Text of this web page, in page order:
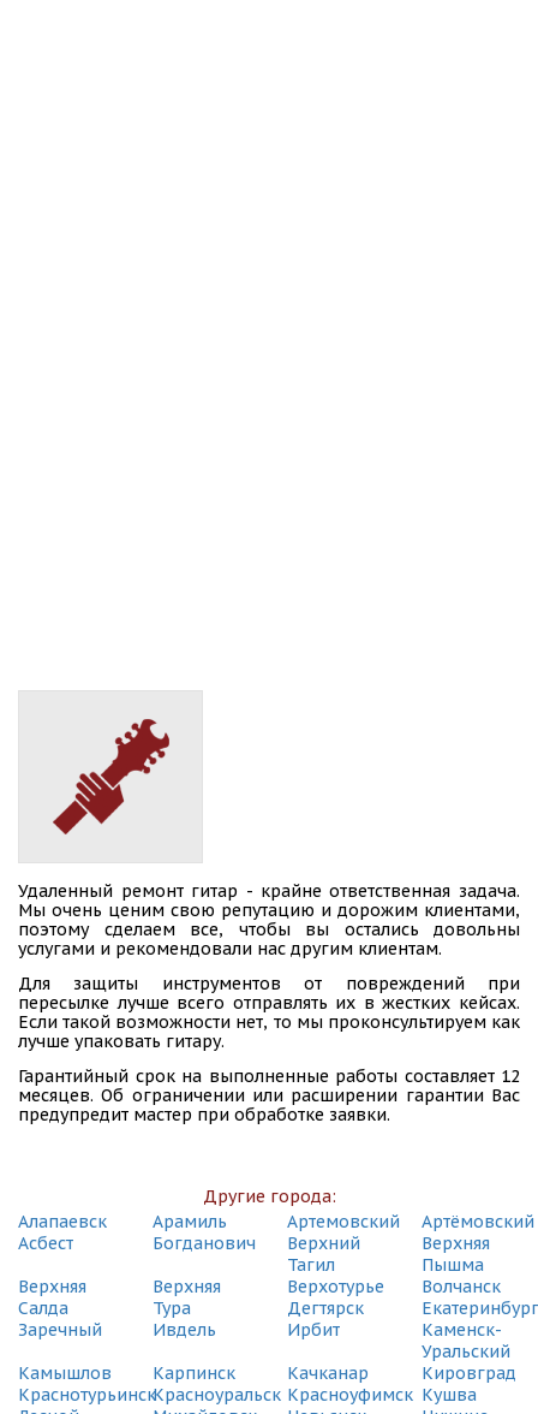
Удаленный ремонт гитар - крайне ответственная задача.
Мы очень ценим свою репутацию и дорожим клиентами,
поэтому сделаем все, чтобы вы остались довольны
услугами и рекомендовали нас другим клиентам.
Для защиты инструментов от повреждений при
пересылке лучше всего отправлять их в жестких кейсах.
Если такой возможности нет, то мы проконсультируем как
лучше упаковать гитару.
Гарантийный срок на выполненные работы составляет 12
месяцев. Об ограничении или расширении гарантии Вас
предупредит мастер при обработке заявки.
Другие города:
Алапаевск
Арамиль Артемовский
Артёмовский
Асбест
Богданович
Верхний
Тагил
Верхняя
Пышма
Верхняя
Салда
Верхняя
Тура
Верхотурье
Волчанск
Дегтярск
Екатеринбург
Заречный
Ивдель Ирбит
Каменск-
Уральский
Камышлов
Карпинск Качканар
Кировград
КраснотурьинскКрасноуральск Красноуфимск Кушва